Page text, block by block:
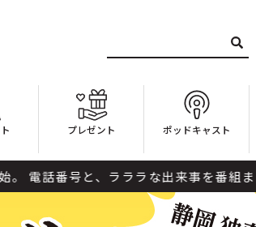
プレゼント ポッドキャスト
ラララな出来事を番組までメ